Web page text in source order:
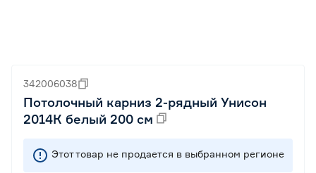
342006038
Потолочный карниз 2-рядный Унисон
2014К белый 200 см
Этот товар не продается в выбранном регионе